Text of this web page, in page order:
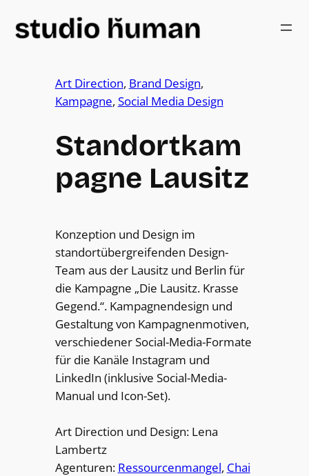
Art Direction, Brand Design
Kampagne, Social Media Design
Standortkam
pagne Lausitz
Konzeption und Design im
standortübergreifenden Design-
Team aus der Lausitz und Berlin für
die Kampagne „Die Lausitz. Krasse
Gegend.“. Kampagnendesign und
Gestaltung von Kampagnenmotiven,
verschiedener Social-Media-Formate
für die Kanäle Instagram und
LinkedIn (inklusive Social-Media-
Manual und Icon-Set).
Art Direction und Design: Lena
Lambertz
Agenturen: Ressourcenmangel, Chai